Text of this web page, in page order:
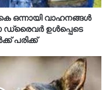
ഒന്നായി വാഹനങ്ങൾ
ഡ്രൈവർ ഉൾപ്പെടെ
പരിക്ക്